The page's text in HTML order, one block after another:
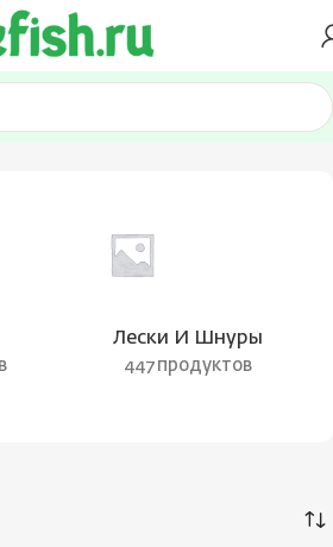
11 Страница 12
Лески И Шнуры
447 продуктов